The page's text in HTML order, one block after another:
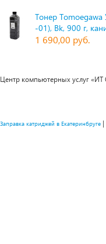
Тонер Tomoegawa
-01), Bk, 900 г,
1 690,00 руб.
Центр компьютерных услуг «ИТ
Заправка катриджей в Екатеринбруге |